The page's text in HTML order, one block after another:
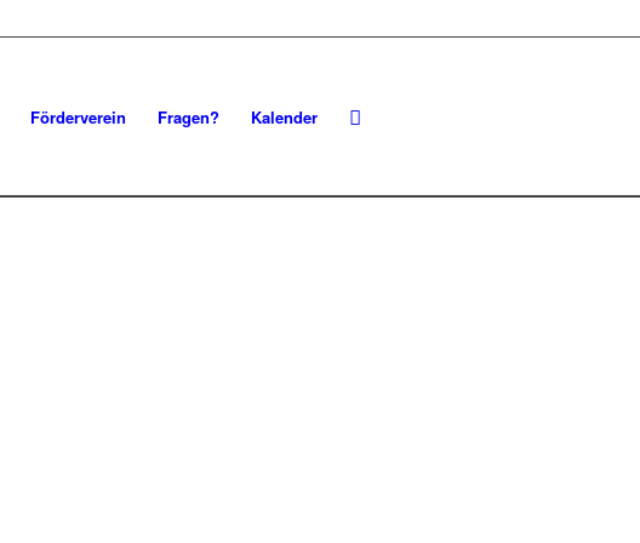
Förderverein Fragen? Kalender